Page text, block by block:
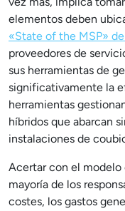
elementos deben
«State of the MSP»
proveedores de
sus herramientas de
significativamente la
herramientas
híbridos que abarcan
instalaciones de
Acertar con el modelo
mayoría de los
costes, los gastos